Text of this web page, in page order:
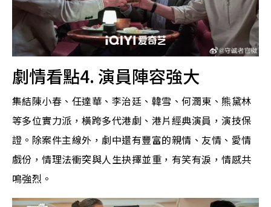
劇情看點4. 演員陣容強大
集結陳小春、任達華、李治廷、韓雪、何潤東、熊黛林
等多位實力派，橫跨多代港劇、港片經典演員，演技保
證。除案件主線外，劇中還有豐富的親情、友情、愛情
戲份，情理法衝突與人生抉擇並重，有笑有淚，情感共
鳴強烈。